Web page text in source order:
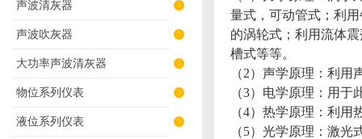
声波清灰器
声波吹灰器
大功率声波清灰器
物位系列仪表
液位系列仪表
量式，可动管式；利
的涡轮式；利用流体
槽式等等。
（2）声学原理：利
（3）电学原理：用
（4）热学原理：利
（5）光学原理：激